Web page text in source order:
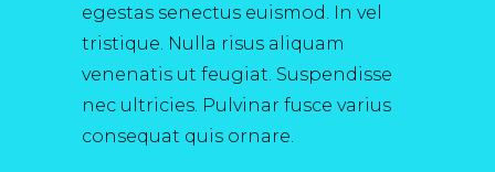
egestas senectus euismod. In vel
tristique. Nulla risus aliquam
venenatis ut feugiat. Suspendisse
nec ultricies. Pulvinar fusce varius
consequat quis ornare.